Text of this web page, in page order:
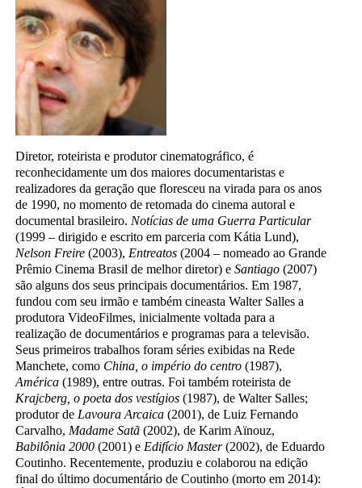
Diretor, roteirista e produtor cinematográfico, é
reconhecidamente um dos maiores documentaristas e
realizadores da geração que floresceu na virada para os anos
de 1990, no momento de retomada do cinema autoral e
documental brasileiro. Notícias de uma Guerra Particular
(1999 – dirigido e escrito em parceria com Kátia Lund),
Nelson Freire (2003), Entreatos (2004 – nomeado ao Grande
Prêmio Cinema Brasil de melhor diretor) e Santiago (2007)
são alguns dos seus principais documentários. Em 1987,
fundou com seu irmão e também cineasta Walter Salles a
produtora VideoFilmes, inicialmente voltada para a
realização de documentários e programas para a televisão.
Seus primeiros trabalhos foram séries exibidas na Rede
Manchete, como China, o império do centro (1987),
América (1989), entre outras. Foi também roteirista de
Krajcberg, o poeta dos vestígios (1987), de Walter Salles;
produtor de Lavoura Arcaica (2001), de Luiz Fernando
Carvalho, Madame Satã (2002), de Karim Aïnouz,
Babilônia 2000 (2001) e Edifício Master(2002), de Eduardo
Coutinho. Recentemente, produziu e colaborou na edição
final do último documentário de Coutinho (morto em 2014):